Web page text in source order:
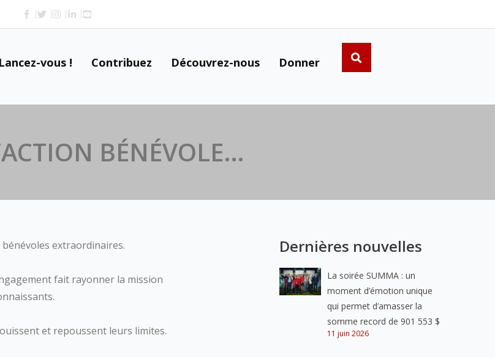
Lancez-vous ! Contribuez Découvrez-nous Donner
BÉNÉVOLE…
extraordinaires.
fait rayonner la mission
et repoussent leurs limites.
Dernières nouvelles
La soirée SUMMA : un
moment d’émotion unique
qui permet d’amasser la
somme record de 901 553 $
11 juin 2026